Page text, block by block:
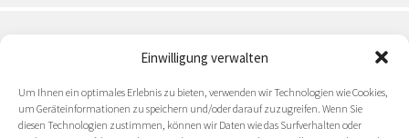
Einwilligung verwalten
Um Ihnen ein optimales Erlebnis zu bieten, verwenden wir Technologien wie Cookies,
um Geräteinformationen zu speichern und/oder darauf zuzugreifen. Wenn Sie
diesen Technologien zustimmen, können wir Daten wie das Surfverhalten oder
Zukunftsorientierte Ideen & Strategien: Halten Sie sich
mit unserem
Newsletter auf dem Laufenden.